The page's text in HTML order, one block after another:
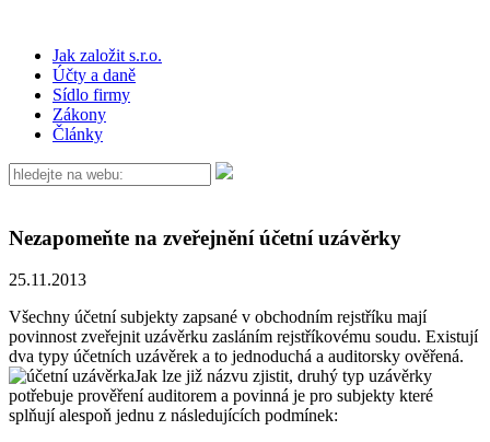
Jak založit s.r.o.
Účty a daně
Sídlo firmy
Zákony
Články
Nezapomeňte na zveřejnění účetní uzávěrky
25.11.2013
Všechny účetní subjekty zapsané v obchodním rejstříku mají
povinnost zveřejnit uzávěrku zasláním rejstříkovému soudu. Existují
dva typy účetních uzávěrek a to jednoduchá a auditorsky ověřená.
Jak lze již názvu zjistit, druhý typ uzávěrky
potřebuje prověření auditorem a povinná je pro subjekty které
splňují alespoň jednu z následujících podmínek: